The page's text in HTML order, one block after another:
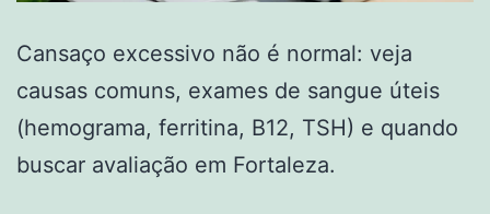
Cansaço excessivo não é normal: veja
causas comuns, exames de sangue úteis
(hemograma, ferritina, B12, TSH) e quando
buscar avaliação em Fortaleza.